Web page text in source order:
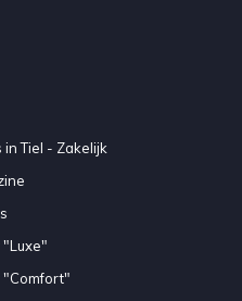
Tiel - Zakelijk
"Luxe"
"Comfort"